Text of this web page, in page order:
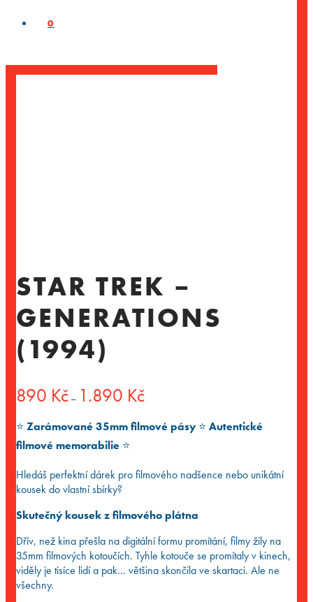
0
STAR TREK –
GENERATIONS
(1994)
890 Kč – 1.890 Kčcen:
až
⭐️ Zarámované 35mm filmové pásy ⭐️ Autentické
filmové memorabilie ⭐️
Hledáš perfektní dárek pro filmového nadšence nebo unikátní
kousek do vlastní sbírky?
Skutečný kousek z filmového plátna
Dřív, než kina přešla na digitální formu promítání, filmy žily na
35mm filmových kotoučích. Tyhle kotouče se promítaly v kinech,
viděly je tisíce lidí a pak… většina skončila ve skartaci. Ale ne
všechny.